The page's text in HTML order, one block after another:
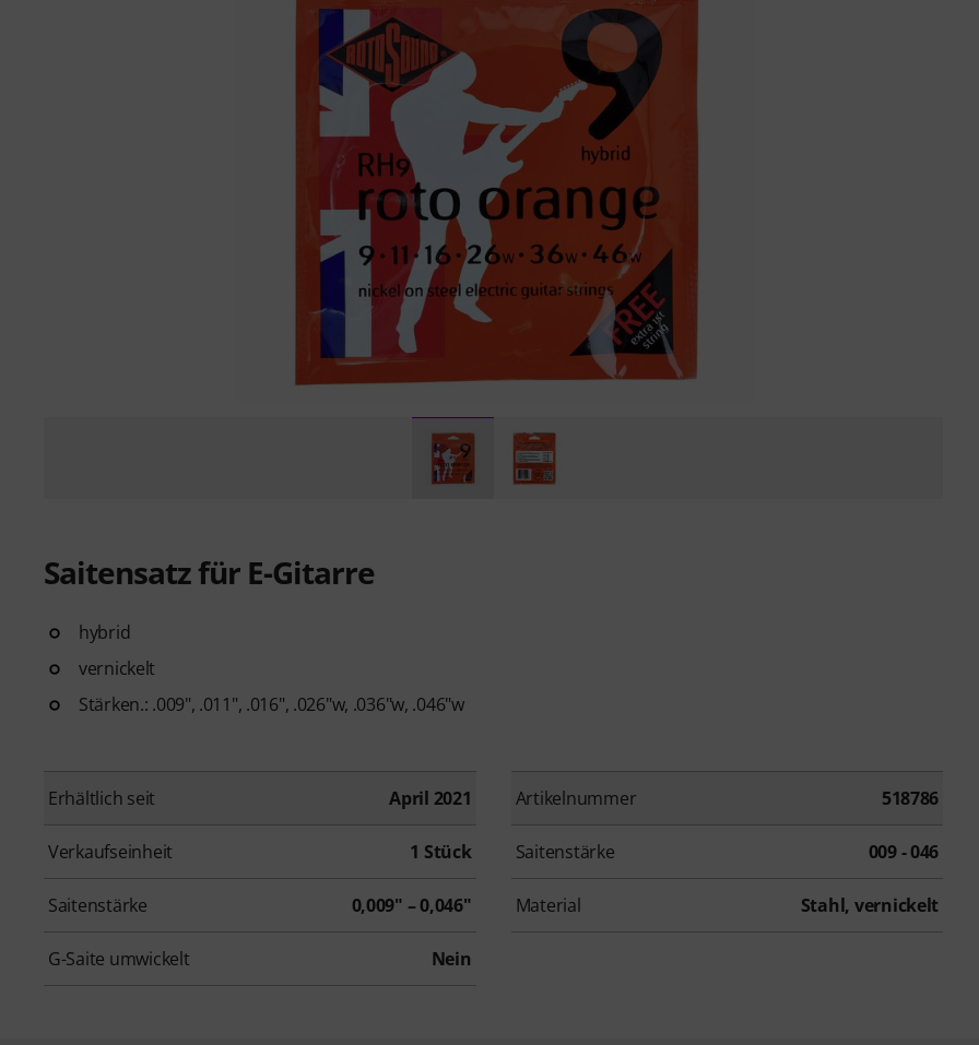
Saitensatz für E-Gitarre
hybrid
vernickelt
Stärken.: .009", .011", .016", .026"w, .036"w, .046"w
Erhältlich seit April 2021 Artikelnummer 518786
Verkaufseinheit 1 Stück Saitenstärke 009 - 046
Saitenstärke 0,009" – 0,046" Material Stahl, vernickelt
G-Saite umwickelt Nein